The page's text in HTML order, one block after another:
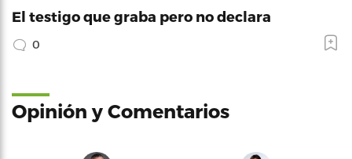
El testigo que graba pero no declara
0
Opinión y Comentarios